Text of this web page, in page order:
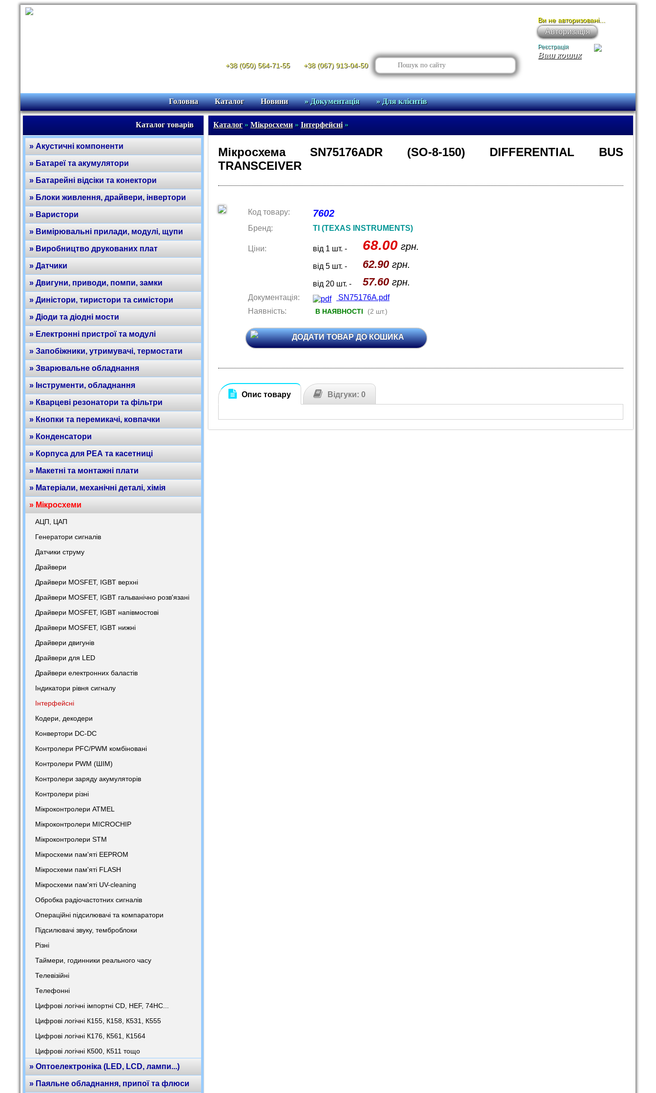
+38 (050) 564-71-55 +38 (067) 913-04-50
Ваш кошик
Ви не авторизовані...
Авторизація
Реєстрація
Головна Каталог Новини » Документація » Для клієнтів
Каталог товарів
» Акустичні компоненти
» Батареї та акумулятори
» Батарейні відсіки та конектори
» Блоки живлення, драйвери, інвертори
» Варистори
» Вимірювальні прилади, модулі, щупи
» Виробництво друкованих плат
» Датчики
» Двигуни, приводи, помпи, замки
» Диністори, тиристори та симістори
» Діоди та діодні мости
» Електронні пристрої та модулі
» Запобіжники, утримувачі, термостати
» Зварювальне обладнання
» Інструменти, обладнання
» Кварцеві резонатори та фільтри
» Кнопки та перемикачі, ковпачки
» Конденсатори
» Корпуса для РЕА та касетниці
» Макетні та монтажні плати
» Матеріали, механічні деталі, хімія
» Мікросхеми
АЦП, ЦАП
Генератори сигналів
Датчики струму
Драйвери
Драйвери MOSFET, IGBT верхні
Драйвери MOSFET, IGBT гальванічно розв'язані
Драйвери MOSFET, IGBT напівмостові
Драйвери MOSFET, IGBT нижні
Драйвери двигунів
Драйвери для LED
Драйвери електронних баластів
Індикатори рівня сигналу
Інтерфейсні
Кодери, декодери
Конвертори DC-DC
Контролери PFC/PWM комбіновані
Контролери PWM (ШІМ)
Контролери заряду акумуляторів
Контролери різні
Мікроконтролери ATMEL
Мікроконтролери MICROCHIP
Мікроконтролери STM
Мікросхеми пам'яті EEPROM
Мікросхеми пам'яті FLASH
Мікросхеми пам'яті UV-cleaning
Обробка радіочастотних сигналів
Операційні підсилювачі та компаратори
Підсилювачі звуку, темброблоки
Різні
Таймери, годинники реального часу
Телевізійні
Телефонні
Цифрові логічні імпортні CD, HEF, 74HC...
Цифрові логічні К155, К158, К531, К555
Цифрові логічні К176, К561, К1564
Цифрові логічні К500, К511 тощо
» Оптоелектроніка (LED, LCD, лампи...)
» Паяльне обладнання, припої та флюси
Каталог» Мікросхеми» Інтерфейсні»
Мікросхема SN75176ADR (SO-8-150) DIFFERENTIAL BUS
TRANSCEIVER
Код товару: 7602
Бренд: TI (TEXAS INSTRUMENTS)
Ціни: від 1 шт. - 68.00 грн.
від 5 шт. - 62.90 грн.
від 20 шт. - 57.60 грн.
Документація:
SN75176A.pdf
Наявність:
В НАЯВНОСТІ (2 шт.)
ДОДАТИ ТОВАР ДО КОШИКА
Опис товару Відгуки: 0